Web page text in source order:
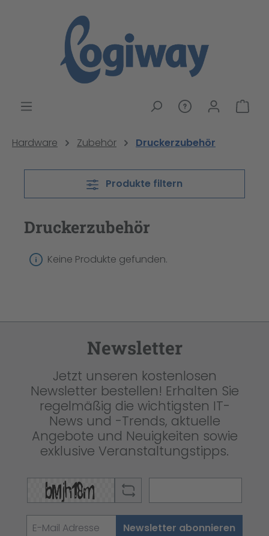
Hardware Zubehör Druckerzubehör
Produkte filtern
Druckerzubehör
Keine Produkte gefunden.
Newsletter
Jetzt unseren kostenlosen
Newsletter bestellen! Erhalten Sie
regelmäßig die wichtigsten IT-
News und -Trends, aktuelle
Angebote und Neuigkeiten sowie
exklusive Veranstaltungstipps.
Newsletter abonnieren